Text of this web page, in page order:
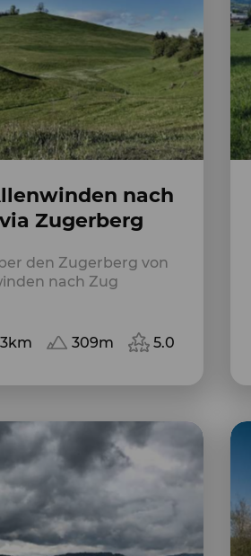
nach
Zugerberg
den Zugerberg von
nach Zug
309m 5.0